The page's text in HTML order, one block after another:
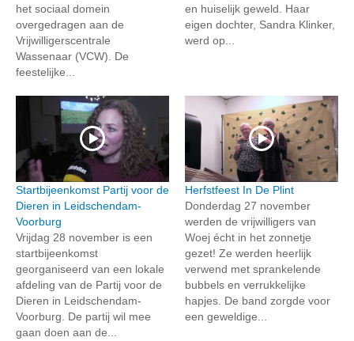
het sociaal domein
overgedragen aan de
Vrijwilligerscentrale
Wassenaar (VCW). De
feestelijke...
en huiselijk geweld. Haar
eigen dochter, Sandra Klinker,
werd op...
Startbijeenkomst Partij voor de
Dieren in Leidschendam-
Voorburg
Vrijdag 28 november is een
startbijeenkomst
georganiseerd van een lokale
afdeling van de Partij voor de
Dieren in Leidschendam-
Voorburg. De partij wil mee
gaan doen aan de...
Herfstfeest In De Plint
Donderdag 27 november
werden de vrijwilligers van
Woej écht in het zonnetje
gezet! Ze werden heerlijk
verwend met sprankelende
bubbels en verrukkelijke
hapjes. De band zorgde voor
een geweldige...